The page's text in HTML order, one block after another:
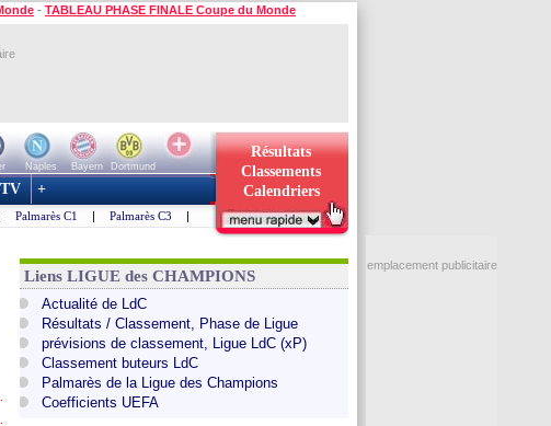
- TABLEAU PHASE FINALE Coupe du Monde
Naples Bayern
Dortmund
Résultats
Classements
Calendriers
TV +
Palmarès C1 | Palmarès C3 |
Liens LIGUE des CHAMPIONS
Actualité de LdC
Résultats / Classement, Phase de Ligue
prévisions de classement, Ligue LdC (xP)
Classement buteurs LdC
Palmarès de la Ligue des Champions
Coefficients UEFA
emplacement publicitaire